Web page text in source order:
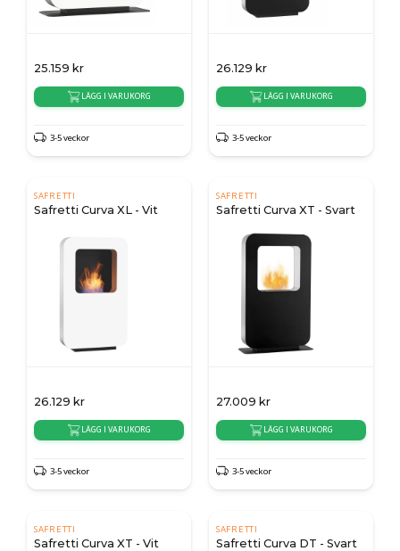
25.159 kr
LÄGG I VARUKORG
3-5 veckor
26.129 kr
LÄGG I VARUKORG
3-5 veckor
SAFRETTI
Safretti Curva XL - Vit
26.129 kr
LÄGG I VARUKORG
3-5 veckor
SAFRETTI
Safretti Curva XT - Svart
27.009 kr
LÄGG I VARUKORG
3-5 veckor
SAFRETTI
Safretti Curva XT - Vit
SAFRETTI
Safretti Curva DT - Svart